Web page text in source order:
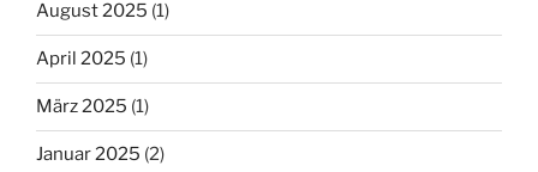
August 2025 (1)
April 2025 (1)
März 2025 (1)
Januar 2025 (2)